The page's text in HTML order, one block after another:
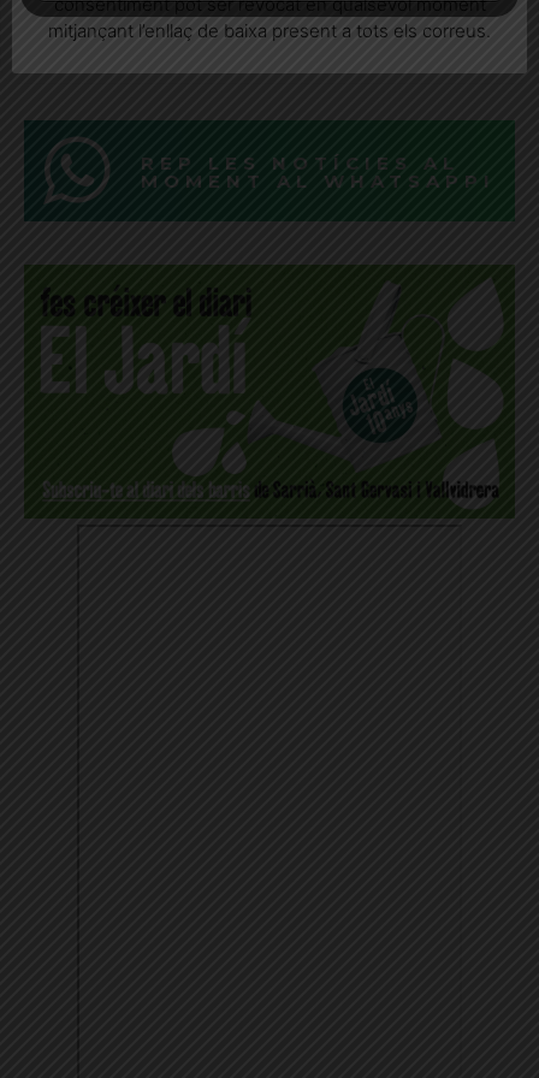
El govern del Districte ha externalitzat l'organització després
REP LES NOTÍCIES AL
MOMENT AL WHATSAPP!
mitjançant l’enllaç de baixa present a tots els correus.